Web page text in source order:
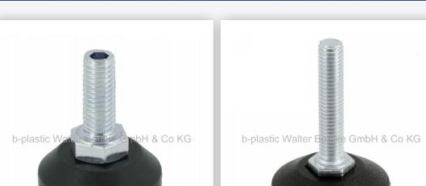
Räder
Rollen
Bilder-Index
Produktneuheiten